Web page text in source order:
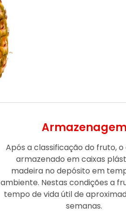
Armazenagem
Após a classificação do fruto, o
armazenado em caixas
madeira no depósito em
ambiente. Nestas condições a
tempo de vida útil de
semanas.